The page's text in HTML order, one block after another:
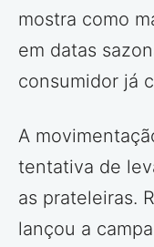
mostra como
em datas
consumidor já
A
tentativa de
as prateleiras.
lançou a